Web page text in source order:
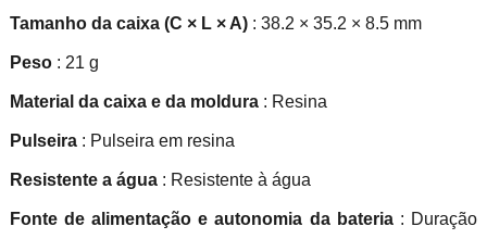
Tamanho da caixa (C × L × A): 38.2 × 35.2 × 8.5 mm
Peso: 21 g
Material da caixa e da moldura: Resina
Pulseira: Pulseira em resina
Resistente a água: Resistente à água
Fonte de alimentação e autonomia da bateria: Duração